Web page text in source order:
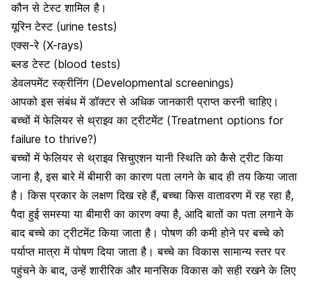
कौन से टेस्ट शामिल है।
यूरिन टेस्ट (urine tests)
एक्स-रे (X-rays)
ब्लड टेस्ट (blood tests)
डेवलपमेंट स्क्रीनिंग (Developmental screenings)
आपको इस संबंध में डॉक्टर से अधिक जानकारी प्राप्त करनी चाहिए।
बच्चों में फेलियर से थ्राइव का ट्रीटमेंट (Treatment options for
failure to thrive?)
बच्चों में फेलियर से थ्राइव सिचुएशन यानी स्थिति को कैसे ट्रीट किया
जाना है, इस बारे में बीमारी का कारण पता लगने के बाद ही तय किया जाता
है। किस प्रकार के लक्षण दिख रहे हैं, बच्चा किस वातावरण में रह रहा है,
पैदा हुई समस्या या बीमारी का कारण क्या है, आदि बातों का पता लगाने के
बाद बच्चे का ट्रीटमेंट किया जाता है। पोषण की कमी होने पर बच्चे को
पर्याप्त मात्रा में पोषण दिया जाता है। बच्चे का विकास सामान्य स्तर पर
पहुंचने के बाद, उन्हें शारीरिक औरमानसिक विकास को सही रखने के लिए